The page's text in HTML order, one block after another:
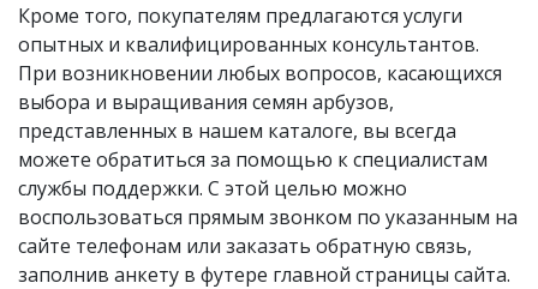
Кроме того, покупателям предлагаются услуги
опытных и квалифицированных консультантов.
При возникновении любых вопросов, касающихся
выбора и выращивания семян арбузов,
представленных в нашем каталоге, вы всегда
можете обратиться за помощью к специалистам
службы поддержки. С этой целью можно
воспользоваться прямым звонком по указанным на
сайте телефонам или заказать обратную связь,
заполнив анкету в футере главной страницы сайта.